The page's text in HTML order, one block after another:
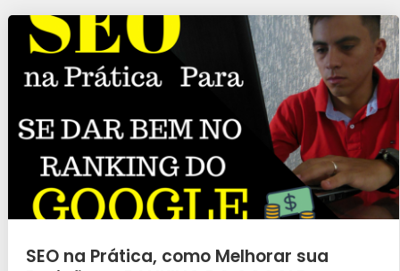
SEO na Prática, como Melhorar sua